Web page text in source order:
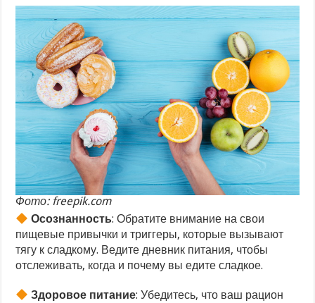
Фото: freepik.com
Осознанность: Обратите внимание на свои
пищевые привычки и триггеры, которые вызывают
тягу к сладкому. Ведите дневник питания, чтобы
отслеживать, когда и почему вы едите сладкое.
Здоровое питание: Убедитесь, что ваш рацион